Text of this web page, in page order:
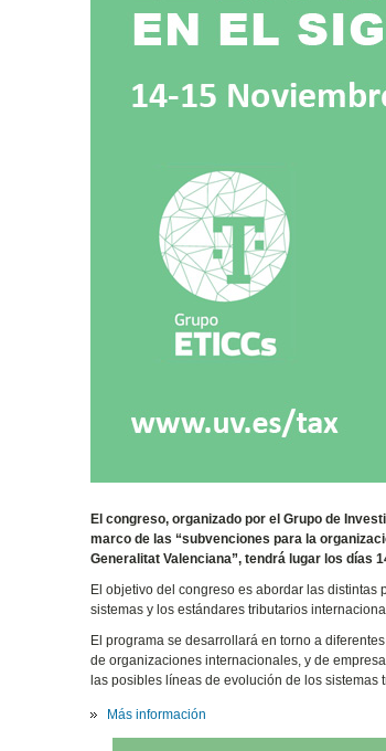
El congreso, organizado por el Grupo de
marco de las “subvenciones para la
Generalitat Valenciana”, tendrá lugar los días
El objetivo del congreso es abordar las
sistemas y los estándares tributarios
El programa se desarrollará en torno a
de organizaciones internacionales, y de
las posibles líneas de evolución de los sistemas
Más información